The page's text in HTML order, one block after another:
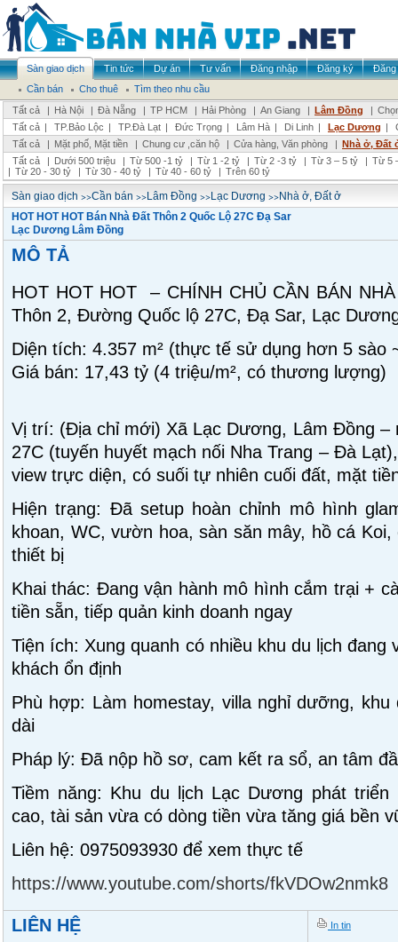
Sàn giao dịch Tin tức Dự án Tư vấn Đăng nhập Đăng ký
Đăng
Cần bán
Cho thuê
Tìm theo nhu cầu
Tất cả
| Hà Nội | Đà Nẵng | TP HCM | Hải Phòng | An Giang | Lâm Đồng |
Tất cả | TP.Bảo Lộc | TP.Đà Lạt | Đức Trọng | Lâm Hà | Di Linh | Lạc Dương |
Tất cả
| Mặt phố, Mặt tiền | Chung cư ,căn hộ | Cửa hàng, Văn phòng | Nhà ở, Đất
Tất cả
| Dưới 500 triệu | Từ 500 -1 tỷ | Từ 1 -2 tỷ | Từ 2 -3 tỷ | Từ 3 – 5 tỷ | Từ 5
| Từ 20 - 30 tỷ | Từ 30 - 40 tỷ | Từ 40 - 60 tỷ | Trên 60 tỷ
Sàn giao dịch >>Cần bán >>Lâm Đồng >>Lạc Dương >>Nhà ở, Đất ở
HOT HOT HOT Bán Nhà Đất Thôn 2 Quốc Lộ 27C Đạ Sar
Lạc Dương Lâm Đồng
MÔ TẢ
HOT HOT HOT – CHÍNH CHỦ CẦN BÁN
Thôn 2, Đường Quốc lộ 27C, Đạ Sar, Lạc
Diện tích: 4.357 m² (thực tế sử dụng hơn 5 sào
Giá bán: 17,43 tỷ (4 triệu/m², có thương lượng)
Vị trí: (Địa chỉ mới) Xã Lạc Dương, Lâm Đồng –
27C (tuyến huyết mạch nối Nha Trang – Đà
view trực diện, có suối tự nhiên cuối đất, mặt
Hiện trạng: Đã setup hoàn chỉnh mô hình
khoan, WC, vườn hoa, sàn săn mây, hồ cá
thiết bị
Khai thác: Đang vận hành mô hình cắm trại +
tiền sẵn, tiếp quản kinh doanh ngay
Tiện ích: Xung quanh có nhiều khu du lịch đang
khách ổn định
Phù hợp: Làm homestay, villa nghỉ dưỡng,
dài
Pháp lý: Đã nộp hồ sơ, cam kết ra sổ, an tâm
Tiềm năng: Khu du lịch Lạc Dương phát
cao, tài sản vừa có dòng tiền vừa tăng giá bền
Liên hệ: 0975093930 để xem thực tế
https://www.youtube.com/shorts/fkVDOw2nmk8
LIÊN HỆ In tin